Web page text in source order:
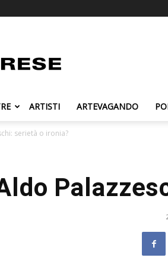
ARTISTI ARTEVAGANDO
serietà o ironia?